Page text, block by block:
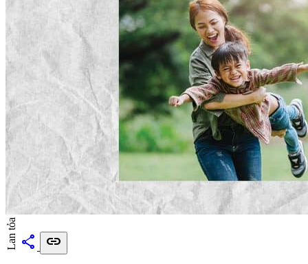
Lan tỏa share link